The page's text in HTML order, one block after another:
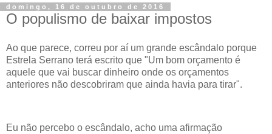
domingo, 16 de outubro de 2016
O populismo de baixar impostos
Ao que parece, correu por aí um grande escândalo porque
Estrela Serrano terá escrito que "Um bom orçamento é
aquele que vai buscar dinheiro onde os orçamentos
anteriores não descobriram que ainda havia para tirar".
Eu não percebo o escândalo, acho uma afirmação